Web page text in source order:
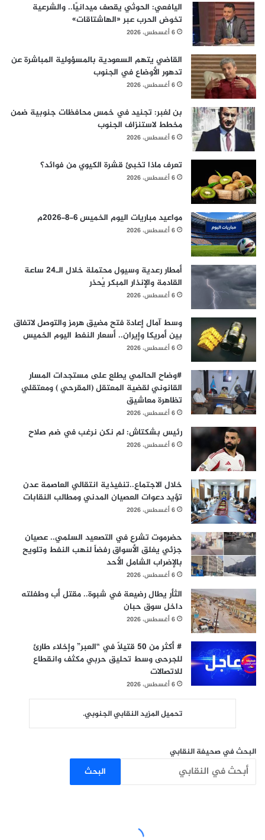
اليافعي: الحوثي يقصف ميدانيًا.. والشرعية
تخوض الحرب عبر «الهاشتاقات»
6 أغسطس، 2026
القاضي يتهم السعودية بالمسؤولية المباشرة عن
تدهور الأوضاع في الجنوب
6 أغسطس، 2026
بن لغبر: تجنيد في خمس محافظات جنوبية ضمن
مخطط لاستنزاف الجنوب
6 أغسطس، 2026
تعرف ماذا تخبئ قشرة الكيوي من فوائد؟
6 أغسطس، 2026
مواعيد مباريات اليوم الخميس 6-8-2026م
6 أغسطس، 2026
أمطار رعدية وسيول محتملة خلال الـ24 ساعة
القادمة والإنذار المبكر يُحذر
6 أغسطس، 2026
وسط آمال إعادة فتح مضيق هرمز والتوصل لاتفاق
بين أمريكا وإيران.. أسعار النفط اليوم الخميس
6 أغسطس، 2026
#وضاح الحالمي يطلع على مستجدات المسار
القانوني لقضية المعتقل (المقرحي ) ومعتقلي
تظاهرة معاشيق
6 أغسطس، 2026
رئيس بشكتاش: لم نكن نرغب في ضم صلاح
6 أغسطس، 2026
خلال الاجتماع..تنفيذية انتقالي العاصمة عدن
تؤيد دعوات العصيان المدني ومطالب النقابات
6 أغسطس، 2026
حضرموت تشرع في التصعيد السلمي.. عصيان
جزئي يغلق الأسواق رفضاً لنهب النفط وتلويح
بالإضراب الشامل الأحد
6 أغسطس، 2026
الثأر يطال رضيعة في شبوة.. مقتل أب وطفلته
داخل سوق حبان
6 أغسطس، 2026
# أكثر من 50 قتيلاً في “العبر” وإخلاء طارئ
للجرحى وسط تحليق حربي مكثف وانقطاع
للاتصالات
6 أغسطس، 2026
تحميل المزيد النقابي الجنوبي.
البحث في صحيفة النقابي
البحث